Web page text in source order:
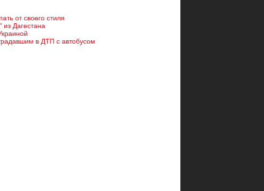
от своего стиля
Дагестана
в ДТП с автобусом